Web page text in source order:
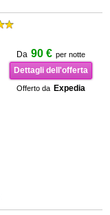
Da 90 € per notte
Dettagli dell'offerta
Offerto da Expedia